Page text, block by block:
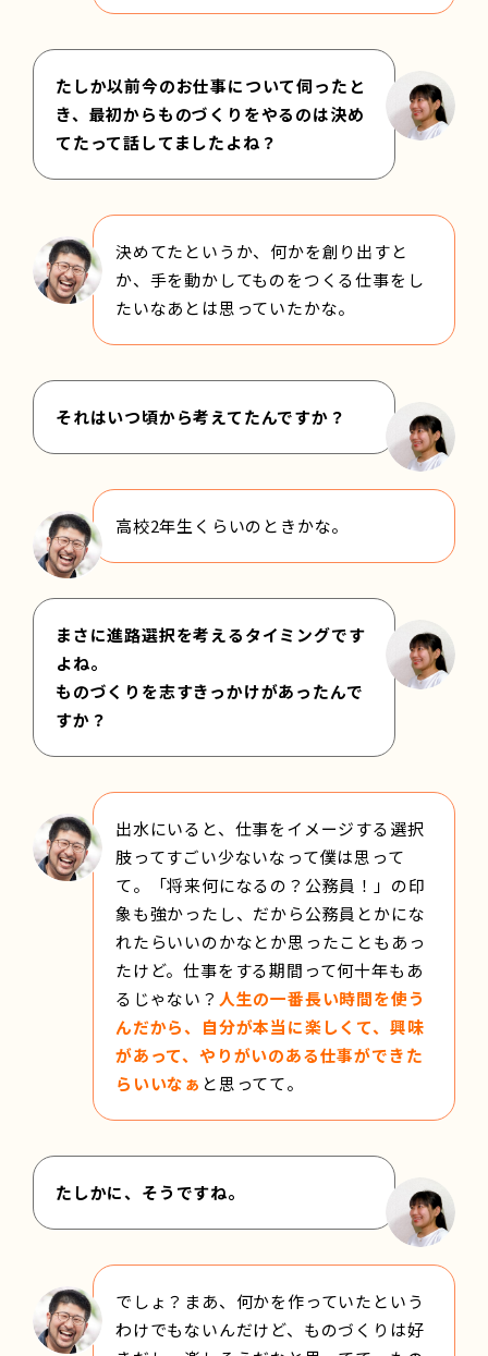
たしか以前今のお仕事について伺ったと
き、最初からものづくりをやるのは決め
てたって話してましたよね？
決めてたというか、何かを創り出すと
か、手を動かしてものをつくる仕事をし
たいなあとは思っていたかな。
それはいつ頃から考えてたんですか？
高校2年生くらいのときかな。
まさに進路選択を考えるタイミングです
よね。
ものづくりを志すきっかけがあったんで
すか？
出水にいると、仕事をイメージする選択
肢ってすごい少ないなって僕は思って
て。「将来何になるの？公務員！」の印
象も強かったし、だから公務員とかにな
れたらいいのかなとか思ったこともあっ
たけど。仕事をする期間って何十年もあ
るじゃない？ 人生の一番長い時間を使う
んだから、自分が本当に楽しくて、興味
があって、やりがいのある仕事ができた
らいいなぁ と思ってて。
たしかに、そうですね。
でしょ？まあ、何かを作っていたという
わけでもないんだけど、ものづくりは好